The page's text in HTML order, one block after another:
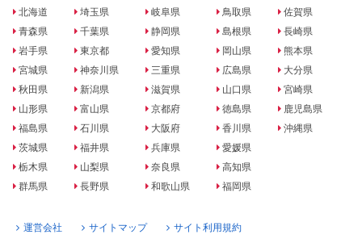
北海道
青森県
岩手県
宮城県
秋田県
山形県
福島県
茨城県
栃木県
群馬県
埼玉県
千葉県
東京都
神奈川県
新潟県
富山県
石川県
福井県
山梨県
長野県
岐阜県
静岡県
愛知県
三重県
滋賀県
京都府
大阪府
兵庫県
奈良県
和歌山県
鳥取県
島根県
岡山県
広島県
山口県
徳島県
香川県
愛媛県
高知県
福岡県
佐賀県
長崎県
熊本県
大分県
宮崎県
鹿児島県
沖縄県
運営会社 サイトマップ サイト利用規約